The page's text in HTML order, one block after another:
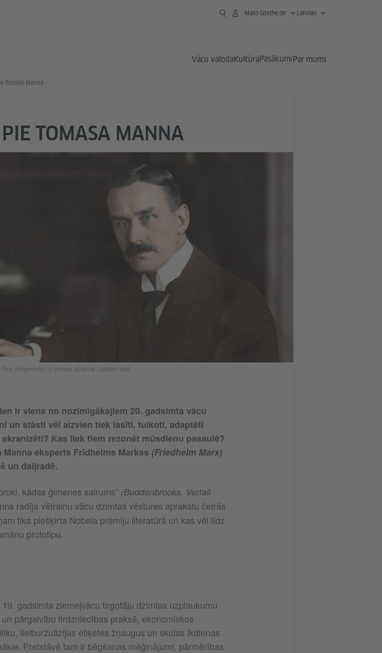
Mans Goethe.de Latviski
Vācu valodaKultūraPasākumiPar mums
Tomasa Manna
PIE TOMASA MANNA
(fragments): © picture alliance / ullstein bild
ir viens no nozīmīgākajiem 20. gadsimta vācu
un stāsti vēl aizvien tiek lasīti, tulkoti, adaptēti
Kas liek tiem rezonēt mūsdienu pasaulē?
eksperts Frīdhelms Markss (Friedhelm Marx)
un daiļradē.
kādas ģimenes sairums” (Buddenbrooks. Verfall
radīja vētrainu vācu dzimtas vēstures aprakstu četrās
tika piešķirta Nobela prēmiju literatūrā un kas vēl līdz
prototipu.
gadsimta ziemeļvācu tirgotāju dzimtas uzplaukumu
pārgalvību tirdzniecības praksē, ekonomiskos
lielburžuāzijas etiķetes žņaugus un skolas ikdienas
Pretstāvē tam ir bēgšanas mēģinājumi, pārmērības